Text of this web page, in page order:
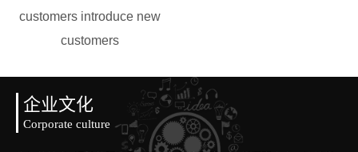
customers introduce new
customers
企业文化
Corporate culture